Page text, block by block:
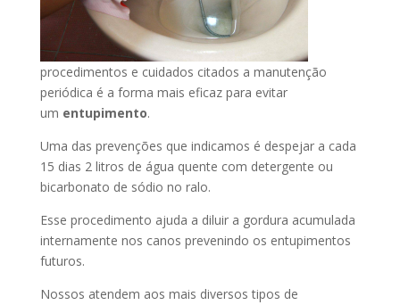
procedimentos e cuidados citados a manutenção
periódica é a forma mais eficaz para evitar
um entupimento.
Uma das prevenções que indicamos é despejar a cada
15 dias 2 litros de água quente com detergente ou
bicarbonato de sódio no ralo.
Esse procedimento ajuda a diluir a gordura acumulada
internamente nos canos prevenindo os entupimentos
futuros.
Nossos atendem aos mais diversos tipos de